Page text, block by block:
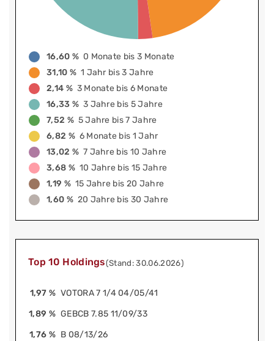
16,60 % 0 Monate bis 3 Monate
31,10 % 1 Jahr bis 3 Jahre
2,14 % 3 Monate bis 6 Monate
16,33 % 3 Jahre bis 5 Jahre
7,52 % 5 Jahre bis 7 Jahre
6,82 % 6 Monate bis 1 Jahr
13,02 % 7 Jahre bis 10 Jahre
3,68 % 10 Jahre bis 15 Jahre
1,19 % 15 Jahre bis 20 Jahre
1,60 % 20 Jahre bis 30 Jahre
Top 10 Holdings(Stand: 30.06.2026)
1,97 % VOTORA 7 1/4 04/05/41
1,89 % GEBCB 7.85 11/09/33
1,76 % B 08/13/26